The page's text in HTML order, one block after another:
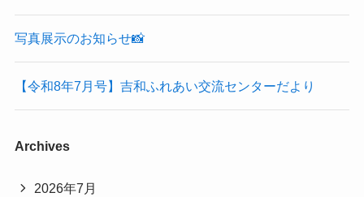
写真展示のお知らせ📸
【令和8年7月号】吉和ふれあい交流センターだより
Archives
2026年7月